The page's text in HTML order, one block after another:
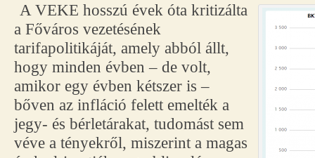
A VEKE hosszú évek óta kritizálta
a Főváros vezetésének
tarifapolitikáját, amely abból állt,
hogy minden évben – de volt,
amikor egy évben kétszer is –
bőven az infláció felett emelték a
jegy- és bérletárakat, tudomást sem
véve a tényekről, miszerint a magas